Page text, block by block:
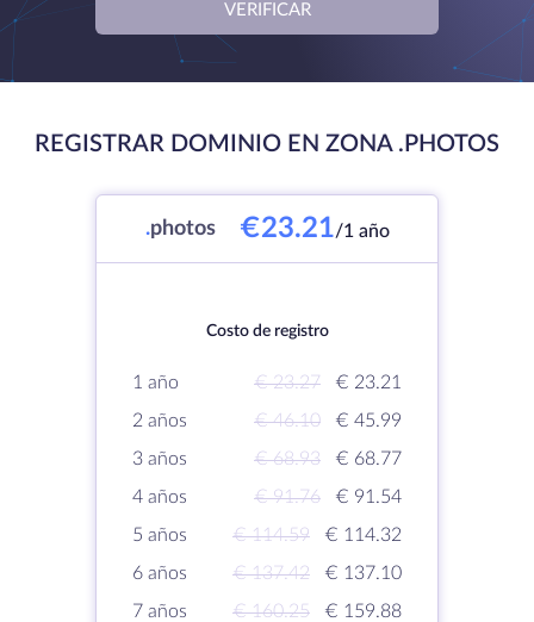
VERIFICAR
REGISTRAR DOMINIO EN ZONA .PHOTOS
.photos €23.21/1 año
Costo de registro
1 año € 23.27
€ 23.21
2 años
€ 46.10
€ 45.99
3 años
€ 68.93
€ 68.77
4 años
€ 91.76
€ 91.54
5 años
€ 114.59
€ 114.32
6 años
€ 137.42
€ 137.10
7 años
€ 160.25
€ 159.88